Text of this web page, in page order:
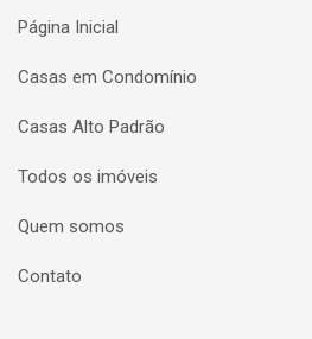
Página Inicial
Casas em Condomínio
Casas Alto Padrão
Todos os imóveis
Quem somos
Contato